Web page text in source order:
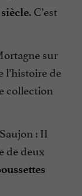
siècle. C’est
sur
l’histoire de
collection
: Il
de deux